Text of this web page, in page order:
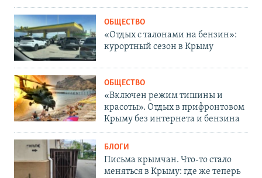
ОБЩЕСТВО
«Отдых с талонами на бензин»:
курортный сезон в Крыму
ОБЩЕСТВО
«Включен режим тишины и
красоты». Отдых в прифронтовом
Крыму без интернета и бензина
БЛОГИ
Письма крымчан. Что-то стало
меняться в Крыму: где же теперь